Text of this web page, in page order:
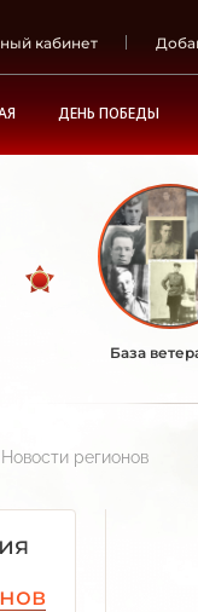
кабинет
ДЕНЬ ПОБЕДЫ
База
Новости регионов